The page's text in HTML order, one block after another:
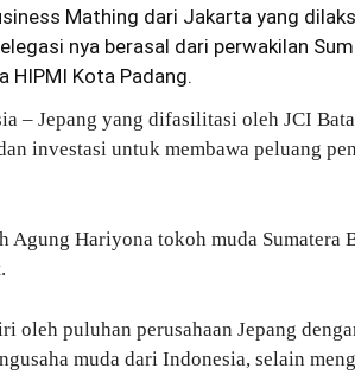
Mathing dari Jakarta yang
nya berasal dari perwakilan
HIPMI Kota Padang.
– Jepang yang difasilitasi oleh JCI
investasi untuk membawa peluang
Agung Hariyona tokoh muda Sumatera
oleh puluhan perusahaan Jepang
muda dari Indonesia, selain